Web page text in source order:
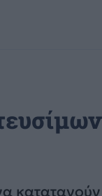
καταταγούν